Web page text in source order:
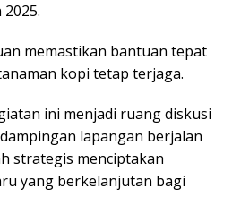
memastikan bantuan tepat
kopi tetap terjaga.
ini menjadi ruang diskusi
lapangan berjalan
strategis menciptakan
yang berkelanjutan bagi